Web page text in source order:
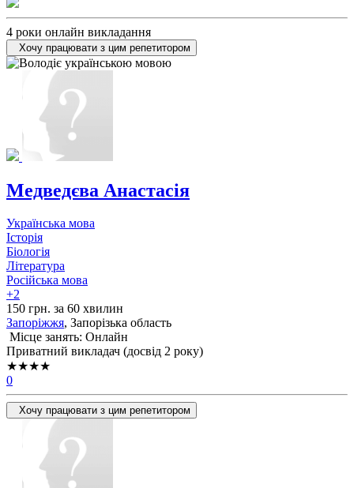
4 роки онлайн викладання
Хочу працювати з цим репетитором
Медведєва Анастасія
Українська мова
Історія
Біологія
Література
Російська мова
+2
150 грн. за 60 хвилин
Запоріжжя, Запорізька область
Місце занять: Онлайн
Приватний викладач (досвід 2 року)
★★★★
0
Хочу працювати з цим репетитором